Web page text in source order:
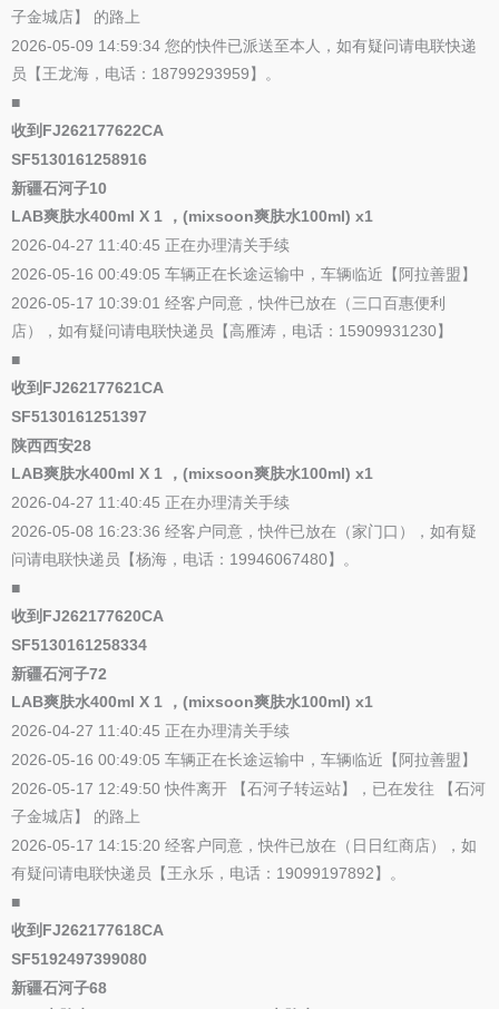
子金城店】 的路上
2026-05-09 14:59:34 您的快件已派送至本人，如有疑问请电联快递
员【王龙海，电话：18799293959】。
■
收到FJ262177622CA
SF5130161258916
新疆石河子10
LAB爽肤水400ml X 1 ，(mixsoon爽肤水100ml) x1
2026-04-27 11:40:45 正在办理清关手续
2026-05-16 00:49:05 车辆正在长途运输中，车辆临近【阿拉善盟】
2026-05-17 10:39:01 经客户同意，快件已放在（三口百惠便利
店），如有疑问请电联快递员【高雁涛，电话：15909931230】
■
收到FJ262177621CA
SF5130161251397
陕西西安28
LAB爽肤水400ml X 1 ，(mixsoon爽肤水100ml) x1
2026-04-27 11:40:45 正在办理清关手续
2026-05-08 16:23:36 经客户同意，快件已放在（家门口），如有疑
问请电联快递员【杨海，电话：19946067480】。
■
收到FJ262177620CA
SF5130161258334
新疆石河子72
LAB爽肤水400ml X 1 ，(mixsoon爽肤水100ml) x1
2026-04-27 11:40:45 正在办理清关手续
2026-05-16 00:49:05 车辆正在长途运输中，车辆临近【阿拉善盟】
2026-05-17 12:49:50 快件离开 【石河子转运站】，已在发往 【石河
子金城店】 的路上
2026-05-17 14:15:20 经客户同意，快件已放在（日日红商店），如
有疑问请电联快递员【王永乐，电话：19099197892】。
■
收到FJ262177618CA
SF5192497399080
新疆石河子68